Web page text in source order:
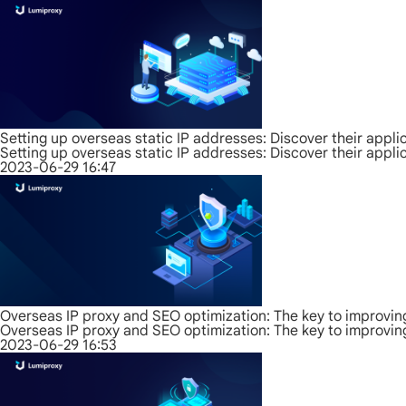
Setting up overseas static IP addresses: Discover their
Setting up overseas static IP addresses: Discover their
2023-06-29 16:47
Overseas IP proxy and SEO optimization: The key to
Overseas IP proxy and SEO optimization: The key to
2023-06-29 16:53